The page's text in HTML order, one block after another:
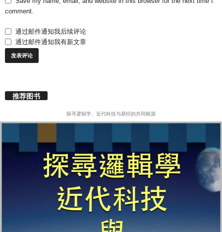
comment.
通过邮件通知我后续评论
通过邮件通知我有新文章
推荐图书
探寻逻辑学、近代科技与易经的共同根源